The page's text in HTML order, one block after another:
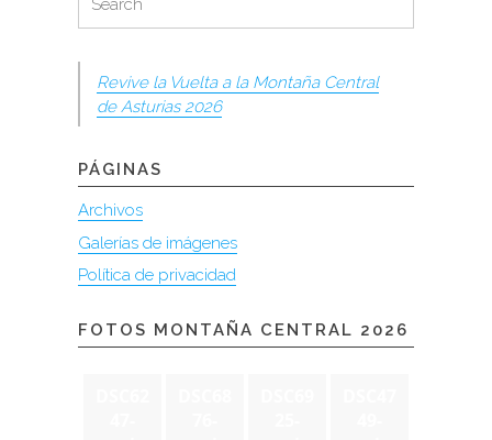
for:
Revive la Vuelta a la Montaña Central
de Asturias 2026
PÁGINAS
Archivos
Galerías de imágenes
Política de privacidad
FOTOS MONTAÑA CENTRAL 2026